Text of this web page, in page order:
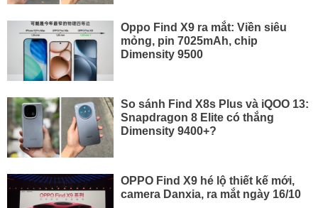
Oppo Find X9 ra mắt: Viền siêu
mỏng, pin 7025mAh, chip
Dimensity 9500
So sánh Find X8s Plus và iQOO 13:
Snapdragon 8 Elite có thắng
Dimensity 9400+?
OPPO Find X9 hé lộ thiết kế mới,
camera Danxia, ra mắt ngày 16/10